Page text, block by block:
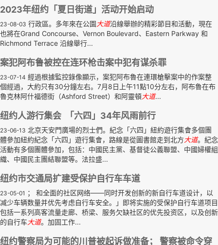
2023年纽约「夏日街道」活动开始启动
23-08-03 行政區。多年來在公園大道沿線舉辦的精彩節目和活動，現在
也將在Grand Concourse、Vernon Boulevard、Eastern Parkway 和
Richmond Terrace 沿線舉行...
案犯阿布鲁被控在连环枪击案中犯有谋杀罪
23-07-14 經過根據監控錄像顯示，案犯阿布魯在連環槍擊案中的作案整
個經過，大約只有30分鐘左右。7月8日上午11點10分左右，阿布魯在布
魯克林阿什福德街（Ashford Street）和阿靈頓大道...
纽约人游行集会 「六四」34年风雨前行
23-06-13 北京天安門廣場的烈士們。紀念「六四」紐約遊行集會多個團
體參加紐約紀念「六四」遊行集會，路線是從圖書館走到北方大道。紀念
活動有多個團體參加，包括：中國民主黨、基督徒公義聯盟、中國婦權組
織、中國民主團結聯盟等。法拉盛...
纽约市交通局扩建受保护自行车车道
23-05-01 ； 和全面的社区网络——同时开发创新的新自行车道设计，以
减少车辆数量并优先考虑自行车安全。」即将实施的受保护自行车道项目
包括一系列高客流量走廊、桥梁、服务欠缺社区的优先投资区，以及创新
的自行车大道。加固工作...
纽约警察局为可能的川普被起诉做准备； 警察被命令穿